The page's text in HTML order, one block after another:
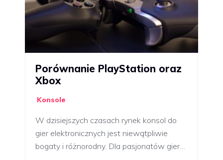
Porównanie PlayStation oraz
Xbox
Konsole
W dzisiejszych czasach rynek konsol do
gier elektronicznych jest niewątpliwie
bogaty i różnorodny. Dla pasjonatów gier…